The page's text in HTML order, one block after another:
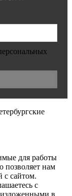
для работы
позволяет нам
с сайтом.
с
в